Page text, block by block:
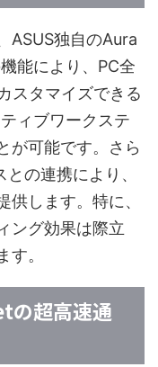
ASUS独自のAura
能により、PC全
スタマイズできる
ィブワークステ
が可能です。さら
の連携により、
します。特に、
ング効果は際立
。
の超高速通